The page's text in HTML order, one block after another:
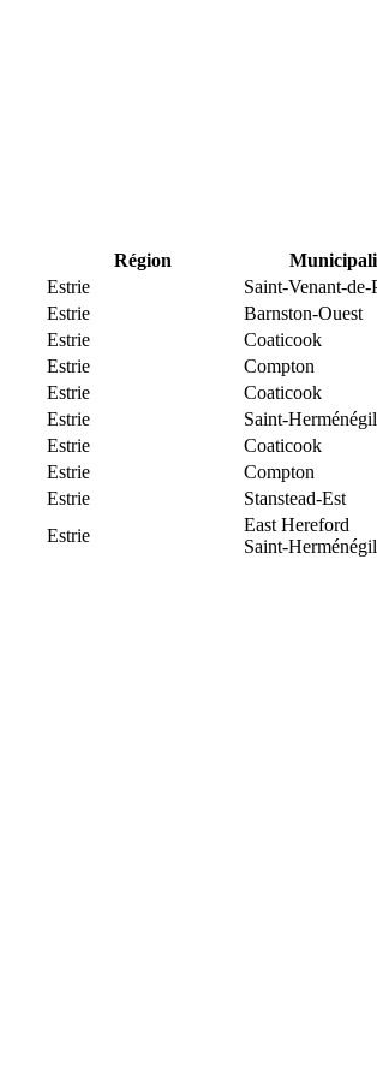
Région
Estrie
Saint-Venant-de-
Estrie
Barnston-Ouest
Estrie
Coaticook
Estrie
Compton
Estrie
Coaticook
Estrie
Saint-
Estrie
Coaticook
Estrie
Compton
Estrie
Stanstead-Est
Estrie
East Hereford
Saint-